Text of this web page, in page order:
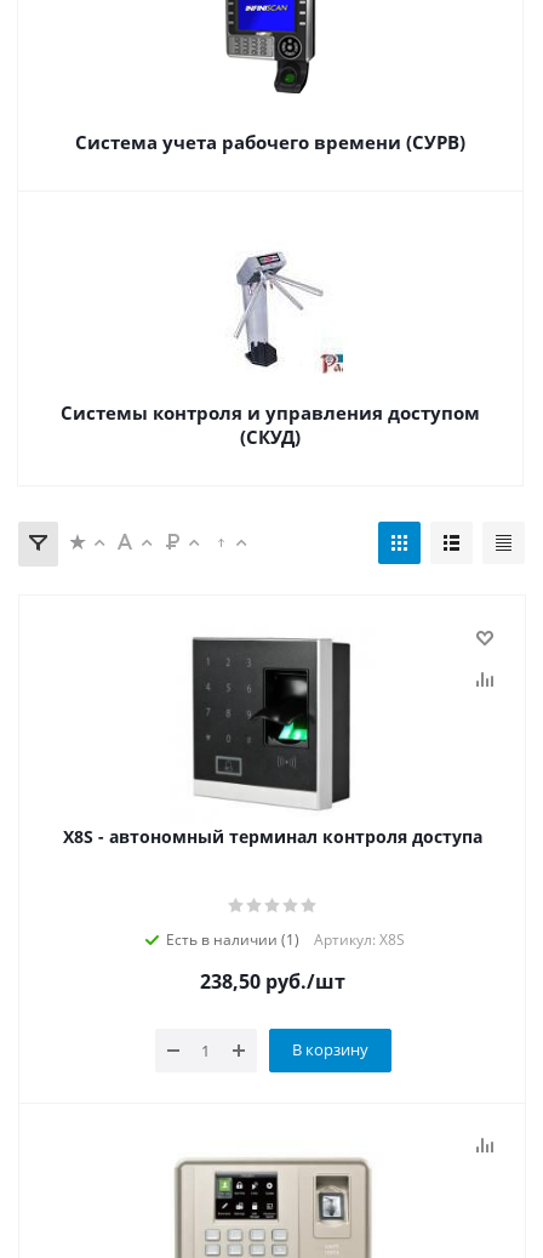
Система учета рабочего времени (СУРВ)
Системы контроля и управления доступом
(СКУД)
X8S - автономный терминал контроля доступа
Есть в наличии (1) Артикул: X8S
238,50 руб./шт
В корзину